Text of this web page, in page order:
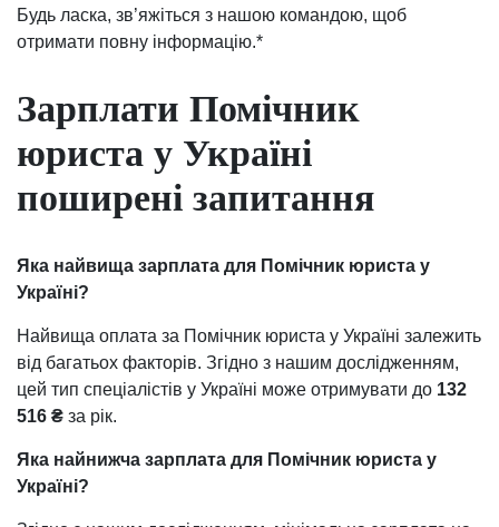
Будь ласка, зв’яжіться з нашою командою, щоб
отримати повну інформацію.*
Зарплати Помічник
юриста у Україні
поширені запитання
Яка найвища зарплата для Помічник юриста у
Україні?
Найвища оплата за Помічник юриста у Україні залежить
від багатьох факторів. Згідно з нашим дослідженням,
цей тип спеціалістів у Україні може отримувати до 132
516 ₴ за рік.
Яка найнижча зарплата для Помічник юриста у
Україні?